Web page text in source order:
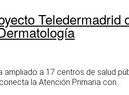
ampliado a 17 centros de salud
la Atención Primaria con...